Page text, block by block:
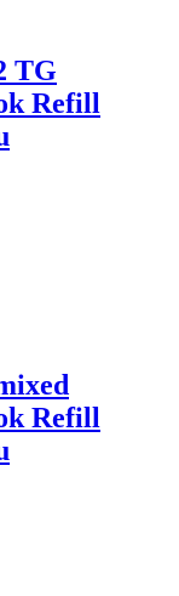
TG
Refill
Refill